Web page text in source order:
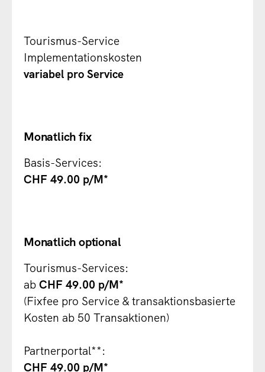
Tourismus-Service
Implementationskosten
variabel pro Service
Monatlich fix
Basis-Services:
CHF 49.00 p/M*
Monatlich optional
Tourismus-Services:
ab CHF 49.00 p/M*
(Fixfee pro Service & transaktionsbasierte
Kosten ab 50 Transaktionen)
Partnerportal**:
CHF 49.00 p/M*